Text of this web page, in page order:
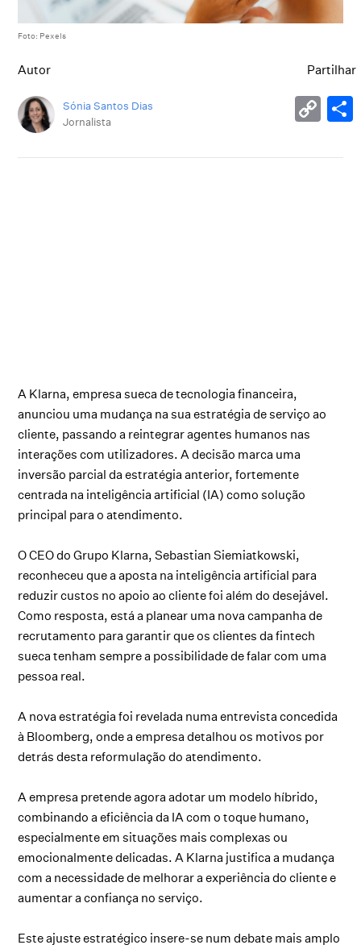
Foto: Pexels
Autor
Sónia Santos Dias
Jornalista
Partilhar
A Klarna, empresa sueca de tecnologia financeira,
anunciou uma mudança na sua estratégia de serviço ao
cliente, passando a reintegrar agentes humanos nas
interações com utilizadores. A decisão marca uma
inversão parcial da estratégia anterior, fortemente
centrada na inteligência artificial (IA) como solução
principal para o atendimento.
O CEO do Grupo Klarna, Sebastian Siemiatkowski,
reconheceu que a aposta na inteligência artificial para
reduzir custos no apoio ao cliente foi além do desejável.
Como resposta, está a planear uma nova campanha de
recrutamento para garantir que os clientes da fintech
sueca tenham sempre a possibilidade de falar com uma
pessoa real.
A nova estratégia foi revelada numa entrevista concedida
à Bloomberg, onde a empresa detalhou os motivos por
detrás desta reformulação do atendimento.
A empresa pretende agora adotar um modelo híbrido,
combinando a eficiência da IA com o toque humano,
especialmente em situações mais complexas ou
emocionalmente delicadas. A Klarna justifica a mudança
com a necessidade de melhorar a experiência do cliente e
aumentar a confiança no serviço.
Este ajuste estratégico insere-se num debate mais amplo